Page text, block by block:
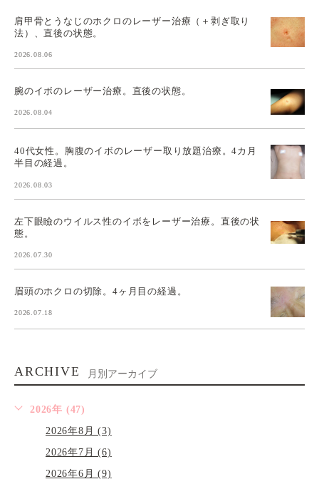
肩甲骨とうなじのホクロのレーザー治療（＋剥ぎ取り
法）、直後の状態。
2026.08.06
腕のイボのレーザー治療。直後の状態。
2026.08.04
40代女性。胸腹のイボのレーザー取り放題治療。4カ月
半目の経過。
2026.08.03
左下眼瞼のウイルス性のイボをレーザー治療。直後の状
態。
2026.07.30
眉頭のホクロの切除。4ヶ月目の経過。
2026.07.18
ARCHIVE 月別アーカイブ
2026年 (47)
2026年8月 (3)
2026年7月 (6)
2026年6月 (9)